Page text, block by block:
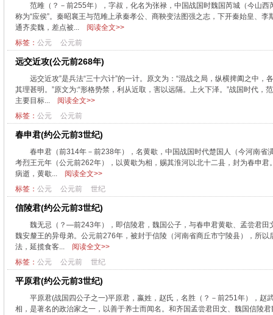
范雎（？－前255年），字叔，化名为张禄，中国战国时魏国芮城（今山
称为“应侯”。秦昭襄王与范雎上承秦孝公、商鞅变法图强之志，下开秦始皇、
通齐卖魏，差点被...
阅读全文>>
标签： 公元 公元前
远交近攻(公元前268年)
远交近攻”是兵法“三十六计”的一计。原文为：“混战之局，纵横捭阖之中
其理甚明。”原文为:“形格势禁，利从近取，害以远隔。上火下泽。”战国时代
主要目标...
阅读全文>>
标签： 公元 公元前
春申君(约公元前3世纪)
春申君（前314年－前238年），名黄歇，中国战国时代楚国人（今河南
考烈王元年（公元前262年），以黄歇为相，赐其淮河以北十二县，封为春申
病逝，黄歇...
阅读全文>>
标签： 公元 公元前 世纪
信陵君(约公元前3世纪)
魏无忌（？—前243年），即信陵君，魏国公子，与春申君黄歇、孟尝君田
魏安釐王的异母弟。公元前276年，被封于信陵（河南省商丘市宁陵县），所
法，延揽食客...
阅读全文>>
标签： 公元 公元前 世纪
平原君(约公元前3世纪)
平原君(战国四公子之一)平原君，嬴姓，赵氏，名胜（？－前251年），
相，是著名的政治家之一，以善于养士而闻名。和齐国孟尝君田文、魏国信陵